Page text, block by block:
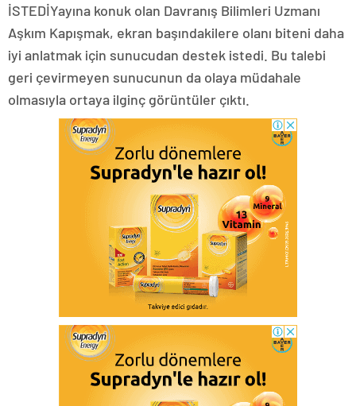
İSTEDİYayına konuk olan Davranış Bilimleri Uzmanı
Aşkım Kapışmak, ekran başındakilere olanı biteni daha
iyi anlatmak için sunucudan destek istedi. Bu talebi
geri çevirmeyen sunucunun da olaya müdahale
olmasıyla ortaya ilginç görüntüler çıktı.